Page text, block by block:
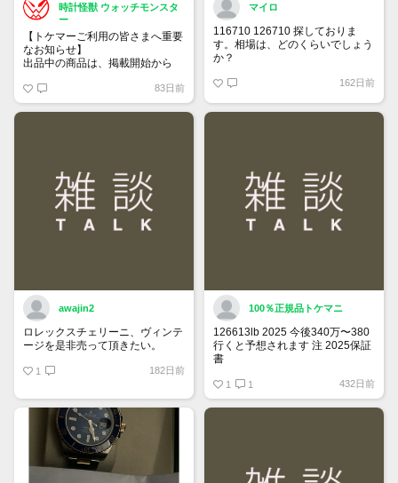
時計怪獣 ウォッチモンスタ
ー
【トケマーご利用の皆さまへ重要
なお知らせ】
出品中の商品は、掲載開始から
「下書き」へ戻ります。
トップページでお気に入り登録が
できるようになりました。
83日前
マイロ
116710 126710 探しておりま
す。相場は、どのくらいでしょう
か？
162日前
awajin2
ロレックスチェリーニ、ヴィンテ
ージを是非売って頂きたい。
1 182日前
100％正規品トケマニ
126613lb 2025 今後340万〜380
行くと予想されます 注 2025保証
書
2025/ @Watch_Monster_より
1 1 432日前